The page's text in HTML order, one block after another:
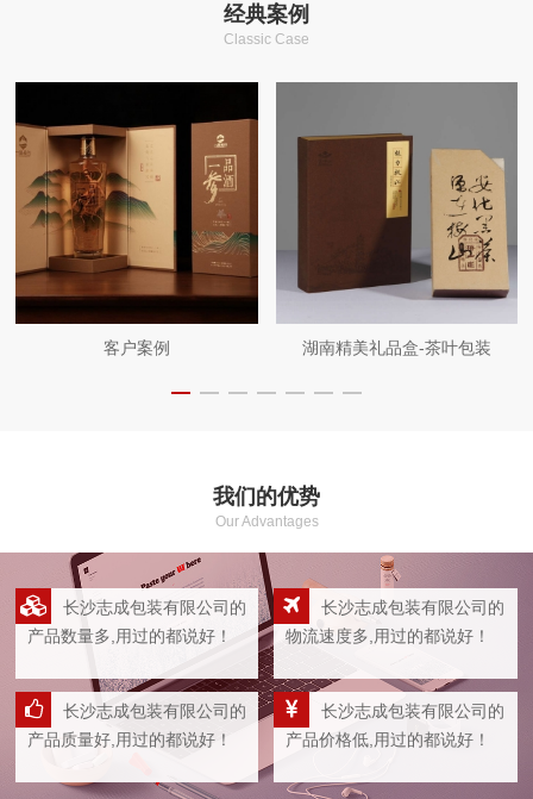
经典案例
Classic Case
客户案例 湖南精美礼品盒-茶叶包装
我们的优势
Our Advantages
长沙志成包装有限公司的
产品数量多,用过的都说好！
长沙志成包装有限公司的
物流速度多,用过的都说好！
长沙志成包装有限公司的
产品质量好,用过的都说好！
长沙志成包装有限公司的
产品价格低,用过的都说好！